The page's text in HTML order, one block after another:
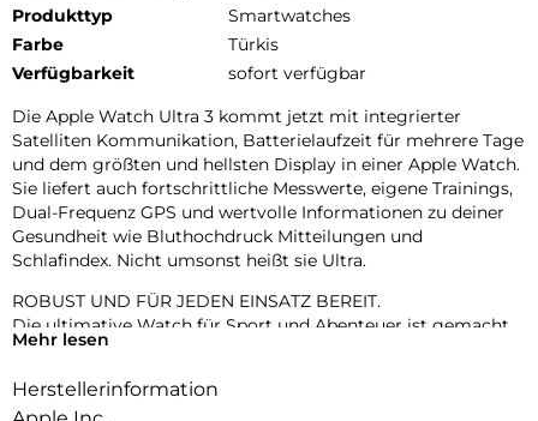
Produkttyp
Smartwatches
Farbe
Türkis
Verfügbarkeit
sofort verfügbar
Die Apple Watch Ultra 3 kommt jetzt mit integrierter
Satelliten Kommunikation, Batterielaufzeit für mehrere Tage
und dem größten und hellsten Display in einer Apple Watch.
Sie liefert auch fortschrittliche Messwerte, eigene Trainings,
Dual-Frequenz GPS und wertvolle Informationen zu deiner
Gesundheit wie Bluthochdruck Mitteilungen und
Schlafindex. Nicht umsonst heißt sie Ultra.
ROBUST UND FÜR JEDEN EINSATZ BEREIT.
Die ultimative Watch für Sport und Abenteuer ist gemacht,
um lange zu halten. Sie kommt mit einem extrem harten
Sie ist wassergeschützt bis 100 m – perfekt zum
Mehr lesen
Herstellerinformation